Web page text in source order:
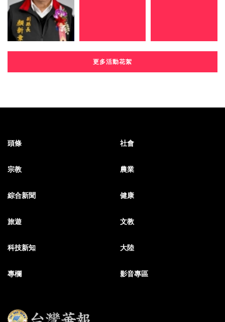
更多活動花絮
頭條 社會
宗教 農業
綜合新聞 健康
旅遊 文教
科技新知 大陸
專欄 影音專區